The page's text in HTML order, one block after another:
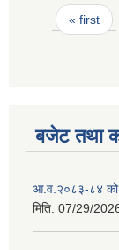
Pages
« first
बजेट तथा
आ.व.२०८३-८४ को
मिति: 07/29/